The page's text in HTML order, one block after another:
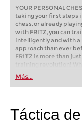
YOUR PERSONAL
taking your first steps
chess, or already
with FRITZ, you can
intelligently and with
approach than ever
FRITZ is more than just
training revolution!
first steps into the
playing at a
train more efficiently,
Más...
Táctica